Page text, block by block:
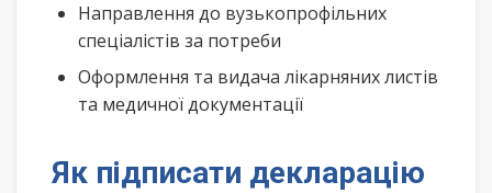
Направлення до вузькопрофільних
спеціалістів за потреби
Оформлення та видача лікарняних листів
та медичної документації
Як підписати декларацію